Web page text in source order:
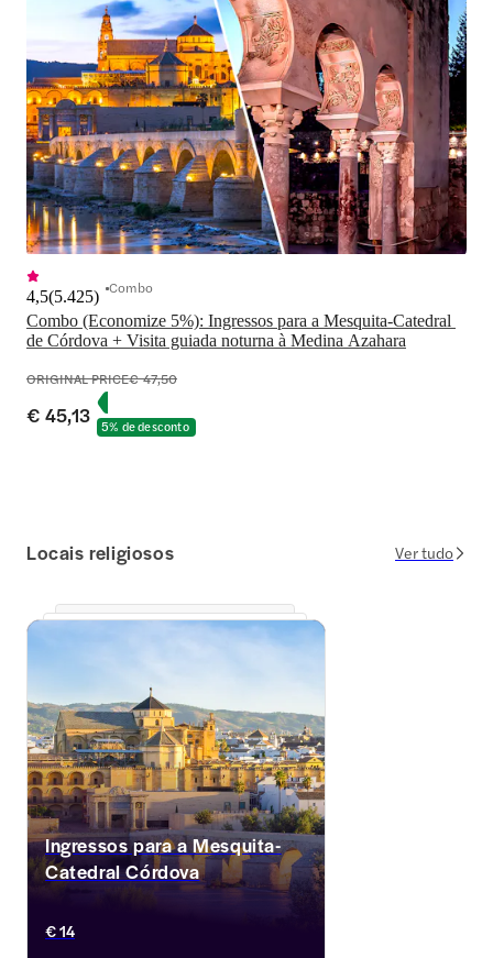
Combo (Economize 5%): Ingressos para a Mesquita-Catedral
de Córdova + Visita guiada noturna à Medina Azahara
4,5(5.425) Combo
ORIGINAL PRICE€ 47,50
€ 45,13 5% de desconto
Locais religiosos Ver tudo
Ingressos para a Mesquita-
Catedral Córdova
Mergulhe na impressionante arquitetura da
Mesquita-Catedral de Córdoba, uma
€ 14